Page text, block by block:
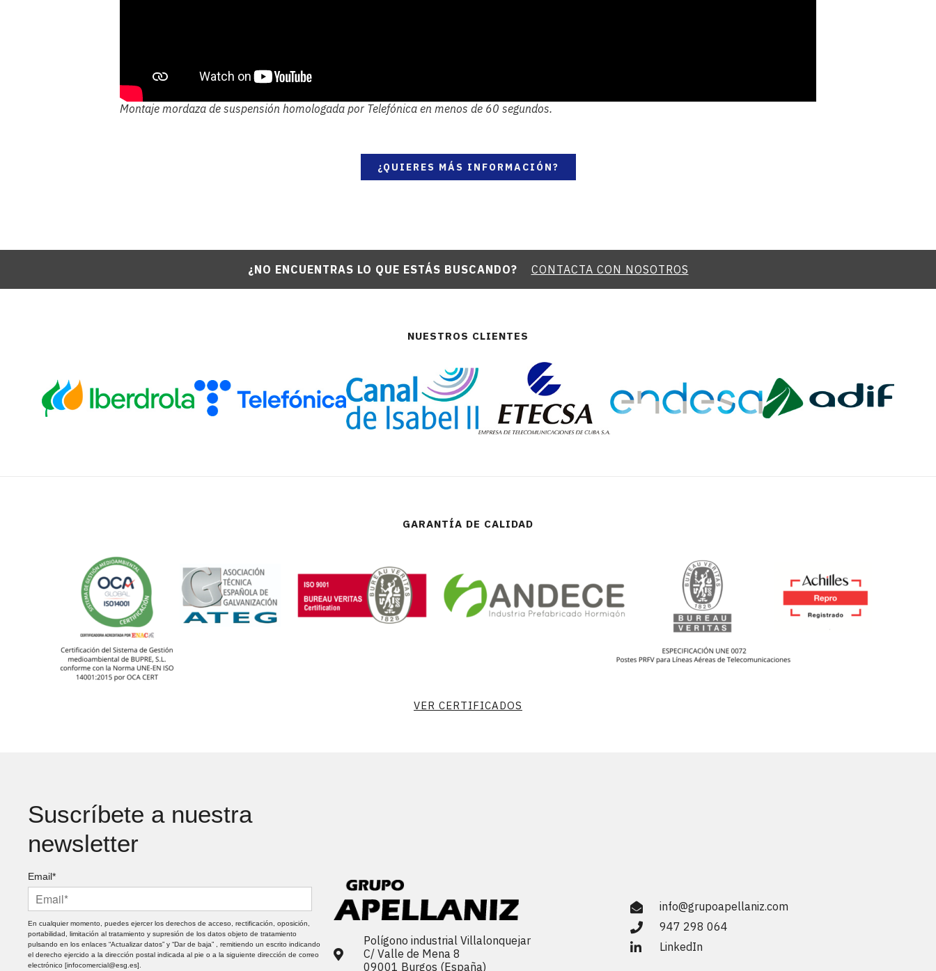
Montaje mordaza de suspensión homologada por Telefónica en menos de 60 segundos.
¿QUIERES MÁS INFORMACIÓN?
¿NO ENCUENTRAS LO QUE ESTÁS BUSCANDO? CONTACTA CON NOSOTROS
NUESTROS CLIENTES
GARANTÍA DE CALIDAD
VER CERTIFICADOS
Suscríbete a nuestra
newsletter
Email*
En cualquier momento, puedes ejercer los derechos de acceso, rectificación, oposición,
portabilidad, limitación al tratamiento y supresión de los datos objeto de tratamiento
pulsando en los enlaces “Actualizar datos” y “Dar de baja” , remitiendo un escrito indicando
el derecho ejercido a la dirección postal indicada al pie o a la siguiente dirección de correo
electrónico [infocomercial@esg.es].
Polígono industrial Villalonquejar
C/ Valle de Mena 8
09001 Burgos (España)
info@grupoapellaniz.com
947 298 064
LinkedIn